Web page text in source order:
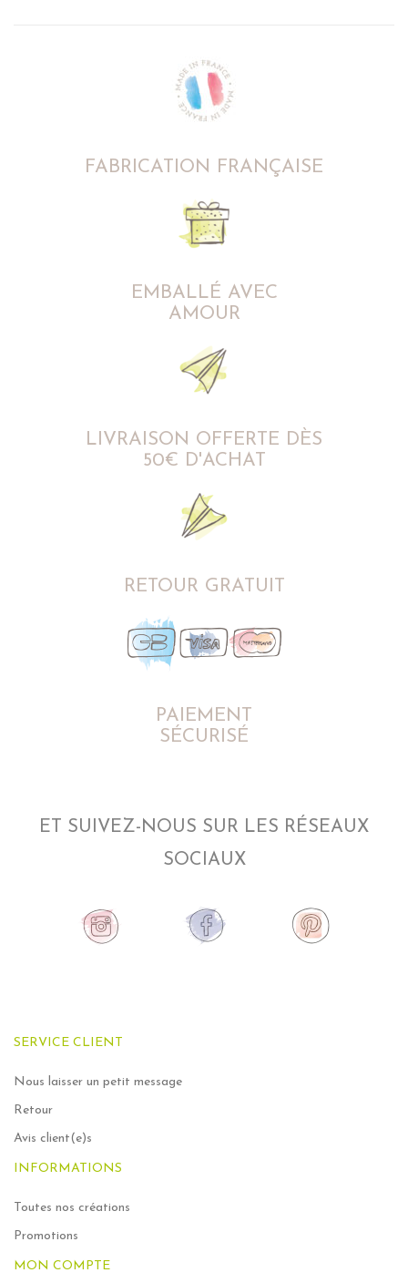
FABRICATION FRANÇAISE
EMBALLÉ AVEC
AMOUR
LIVRAISON OFFERTE DÈS
50€ D'ACHAT
RETOUR GRATUIT
PAIEMENT
SÉCURISÉ
ET SUIVEZ-NOUS SUR LES RÉSEAUX
SOCIAUX
SERVICE CLIENT
Nous laisser un petit message
Retour
Avis client(e)s
INFORMATIONS
Toutes nos créations
Promotions
MON COMPTE